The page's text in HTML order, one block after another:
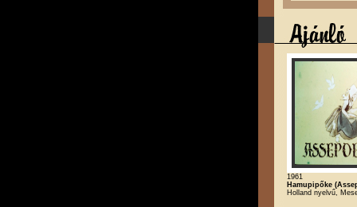
1961
Hamupipőke
Holland nyelvű,